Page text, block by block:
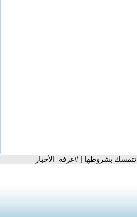
بشروطها | #غرفة_الأخبار